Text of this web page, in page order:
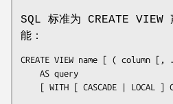
SQL 标准为 CREATE VIEW
能：
CREATE VIEW name [ ( column [,